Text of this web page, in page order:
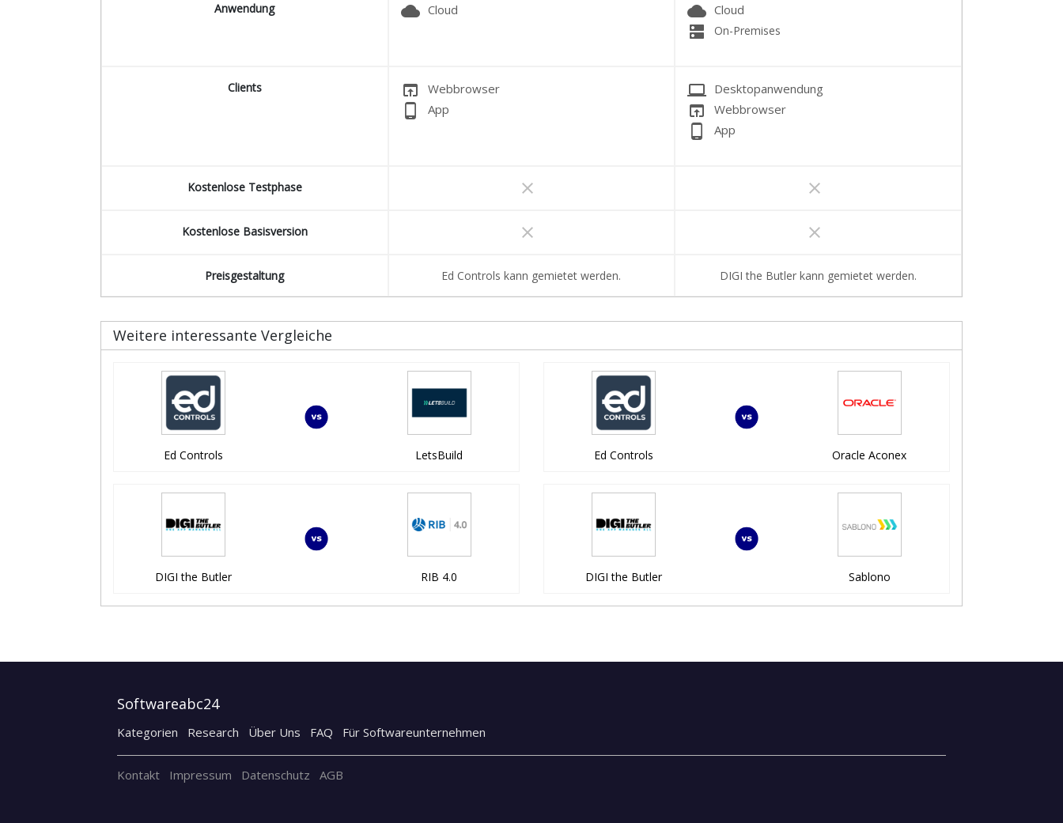
Anwendung cloud Cloud cloud Cloud
dns On-Premises
Clients open_in_browser Webbrowser
phone_android App
laptop Desktopanwendung
open_in_browser Webbrowser
phone_android App
Kostenlose Testphase clear clear
Kostenlose Basisversion clear clear
Preisgestaltung Ed Controls kann gemietet werden. DIGI the Butler kann gemietet werden.
Weitere interessante Vergleiche
Ed Controls LetsBuild Ed Controls Oracle Aconex
DIGI the Butler RIB 4.0 DIGI the Butler Sablono
Softwareabc24
Kategorien Research Über Uns FAQ Für Softwareunternehmen
Kontakt Impressum Datenschutz AGB